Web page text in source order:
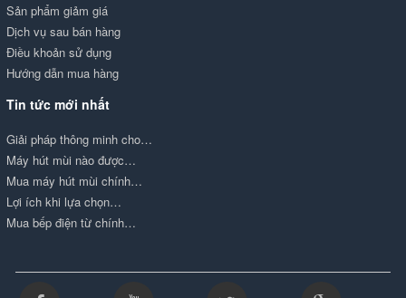
Sản phẩm giảm giá
Dịch vụ sau bán hàng
Điều khoản sử dụng
Hướng dẫn mua hàng
Tin tức mới nhất
Giải pháp thông minh cho…
Máy hút mùi nào được…
Mua máy hút mùi chính…
Lợi ích khi lựa chọn…
Mua bếp điện từ chính…